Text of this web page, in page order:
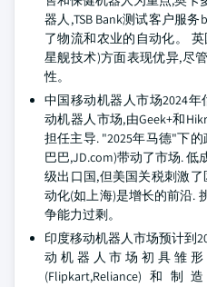
器人,TSB Bank测试客户服
了物流和农业的自动化。
星舰技术)方面表现优异,尽
性。
中国移动机器人市场2024
动机器人市场,由Geek+和
担任主导. "2025年马德"下
巴巴,JD.com)带动了市场. 低
级出口国,但美国关税刺激
动化(如上海)是增长的前沿.
争能力过剩。
印度移动机器人市场预计到
动机器人市场初具雏
(Flipkart,Reliance)和制